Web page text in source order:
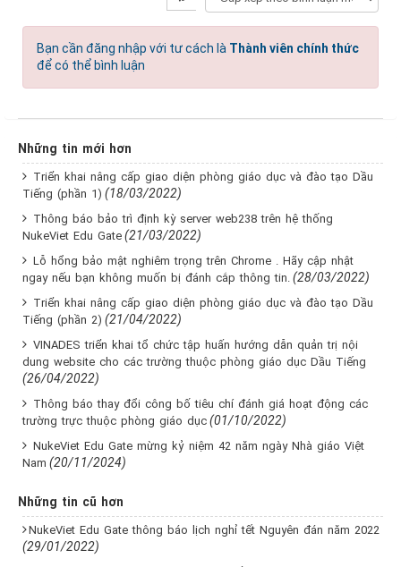
Bạn cần đăng nhập với tư cách là Thành viên chính thức
để có thể bình luận
Những tin mới hơn
Triển khai nâng cấp giao diện phòng giáo dục và đào tạo Dầu
Tiếng (phần 1) (18/03/2022)
Thông báo bảo trì định kỳ server web238 trên hệ thống
NukeViet Edu Gate (21/03/2022)
Lỗ hổng bảo mật nghiêm trọng trên Chrome . Hãy cập nhật
ngay nếu bạn không muốn bị đánh cắp thông tin. (28/03/2022)
Triển khai nâng cấp giao diện phòng giáo dục và đào tạo Dầu
Tiếng (phần 2) (21/04/2022)
VINADES triển khai tổ chức tập huấn hướng dẫn quản trị nội
dung website cho các trường thuộc phòng giáo dục Dầu Tiếng
(26/04/2022)
Thông báo thay đổi công bố tiêu chí đánh giá hoạt động các
trường trực thuộc phòng giáo dục (01/10/2022)
NukeViet Edu Gate mừng kỷ niệm 42 năm ngày Nhà giáo Việt
Nam (20/11/2024)
Những tin cũ hơn
NukeViet Edu Gate thông báo lịch nghỉ tết Nguyên đán năm 2022
(29/01/2022)